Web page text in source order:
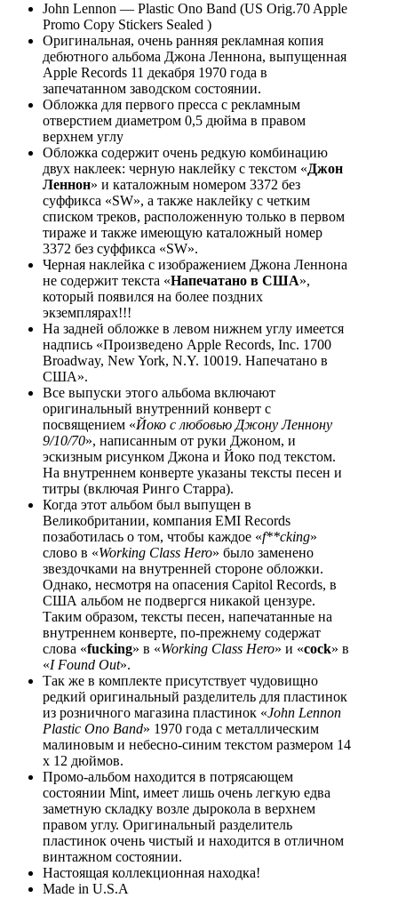
John Lennon — Plastic Ono Band (US Orig.70 Apple
Promo Copy Stickers Sealed )
Оригинальная, очень ранняя рекламная копия
дебютного альбома Джона Леннона, выпущенная
Apple Records 11 декабря 1970 года в
запечатанном заводском состоянии.
Обложка для первого пресса с рекламным
отверстием диаметром 0,5 дюйма в правом
верхнем углу
Обложка содержит очень редкую комбинацию
двух наклеек: черную наклейку с текстом «Джон
Леннон» и каталожным номером 3372 без
суффикса «SW», а также наклейку с четким
списком треков, расположенную только в первом
тираже и также имеющую каталожный номер
3372 без суффикса «SW».
Черная наклейка с изображением Джона Леннона
не содержит текста «Напечатано в США»,
который появился на более поздних
экземплярах!!!
На задней обложке в левом нижнем углу имеется
надпись «Произведено Apple Records, Inc. 1700
Broadway, New York, N.Y. 10019. Напечатано в
США».
Все выпуски этого альбома включают
оригинальный внутренний конверт с
посвящением «Йоко с любовью Джону Леннону
9/10/70», написанным от руки Джоном, и
эскизным рисунком Джона и Йоко под текстом.
На внутреннем конверте указаны тексты песен и
титры (включая Ринго Старра).
Когда этот альбом был выпущен в
Великобритании, компания EMI Records
позаботилась о том, чтобы каждое «f**cking»
слово в «Working Class Hero» было заменено
звездочками на внутренней стороне обложки.
Однако, несмотря на опасения Capitol Records, в
США альбом не подвергся никакой цензуре.
Таким образом, тексты песен, напечатанные на
внутреннем конверте, по-прежнему содержат
слова «fucking» в «Working Class Hero» и «cock» в
«I Found Out».
Так же в комплекте присутствует чудовищно
редкий оригинальный разделитель для пластинок
из розничного магазина пластинок «John Lennon
Plastic Ono Band» 1970 года с металлическим
малиновым и небесно-синим текстом размером 14
x 12 дюймов.
Промо-альбом находится в потрясающем
состоянии Mint, имеет лишь очень легкую едва
заметную складку возле дырокола в верхнем
правом углу. Оригинальный разделитель
пластинок очень чистый и находится в отличном
винтажном состоянии.
Настоящая коллекционная находка!
Made in U.S.A